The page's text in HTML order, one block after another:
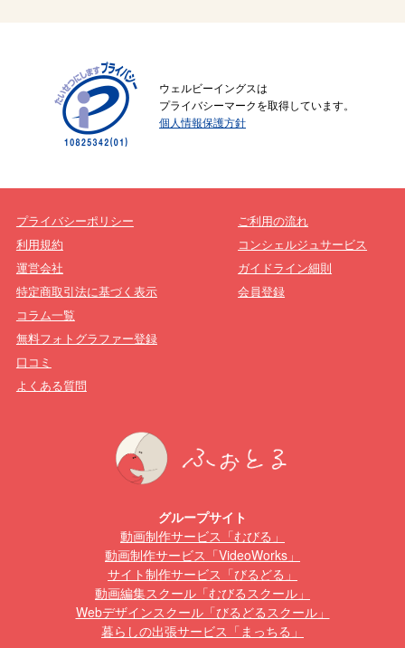
ウェルビーイングスは
プライバシーマークを取得しています。
個人情報保護方針
プライバシーポリシー
利用規約
運営会社
特定商取引法に基づく表示
ご利用の流れ
コンシェルジュサービス
ガイドライン細則
会員登録
コラム一覧
無料フォトグラファー登録
口コミ
よくある質問
グループサイト
動画制作サービス「むびる」
動画制作サービス「VideoWorks」
サイト制作サービス「びるどる」
動画編集スクール「むびるスクール」
Webデザインスクール「びるどるスクール」
暮らしの出張サービス「まっちる」